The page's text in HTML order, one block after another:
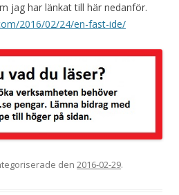
jag har länkat till här nedanför.
2016/02/24/en-fast-ide/
den 2016-02-29.